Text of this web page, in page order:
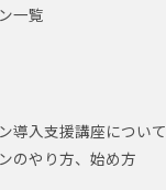
一覧
導入支援講座について
のやり方、始め方